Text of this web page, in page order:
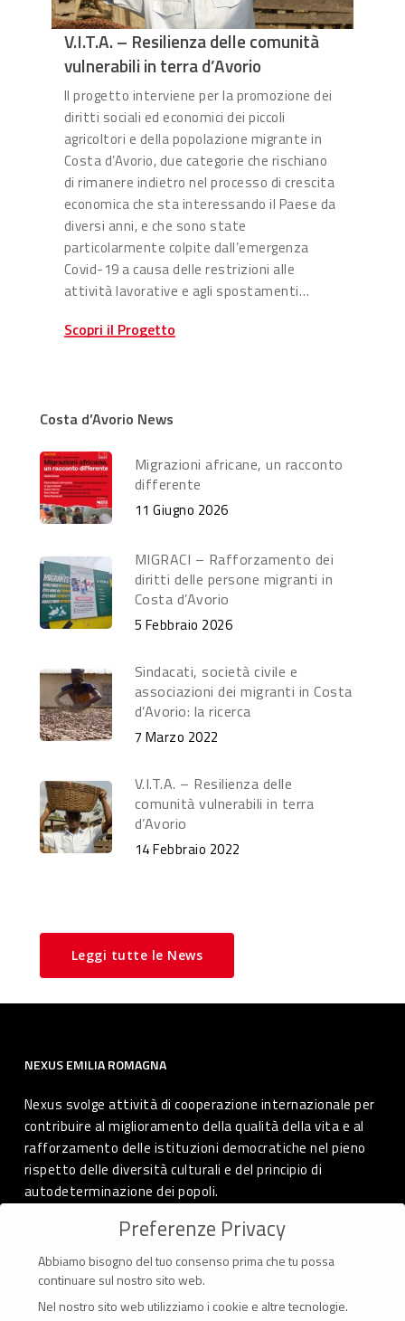
V.I.T.A. – Resilienza delle comunità
vulnerabili in terra d’Avorio
Il progetto interviene per la promozione dei
diritti sociali ed economici dei piccoli
agricoltori e della popolazione migrante in
Costa d’Avorio, due categorie che rischiano
di rimanere indietro nel processo di crescita
economica che sta interessando il Paese da
diversi anni, e che sono state
particolarmente colpite dall’emergenza
Covid-19 a causa delle restrizioni alle
attività lavorative e agli spostamenti…
Scopri il Progetto
Costa d’Avorio News
Migrazioni africane, un racconto
differente
11 Giugno 2026
MIGRACI – Rafforzamento dei
diritti delle persone migranti in
Costa d’Avorio
5 Febbraio 2026
Sindacati, società civile e
associazioni dei migranti in Costa
d’Avorio: la ricerca
7 Marzo 2022
V.I.T.A. – Resilienza delle
comunità vulnerabili in terra
d’Avorio
14 Febbraio 2022
Leggi tutte le News
NEXUS EMILIA ROMAGNA
Nexus svolge attività di cooperazione internazionale per
contribuire al miglioramento della qualità della vita e al
rafforzamento delle istituzioni democratiche nel pieno
rispetto delle diversità culturali e del principio di
autodeterminazione dei popoli.
CONTATTI
Preferenze Privacy
Abbiamo bisogno del tuo consenso prima che tu possa
continuare sul nostro sito web.
Nel nostro sito web utilizziamo i cookie e altre tecnologie.